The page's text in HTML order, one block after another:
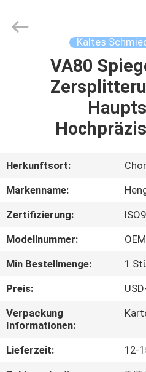
ÜBER
FABRIK-
AUSFLUG
TRETEN
Limited.
Kaltes
VA80
Herkunftsort:
Markenname:
Zertifizierung:
Modellnummer:
OEM
Min Bestellmenge:
1
Preis:
Verpackung
Informationen:
Lieferzeit:
12-